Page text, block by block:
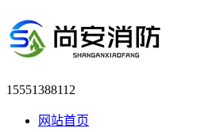
15551388112
网站首页